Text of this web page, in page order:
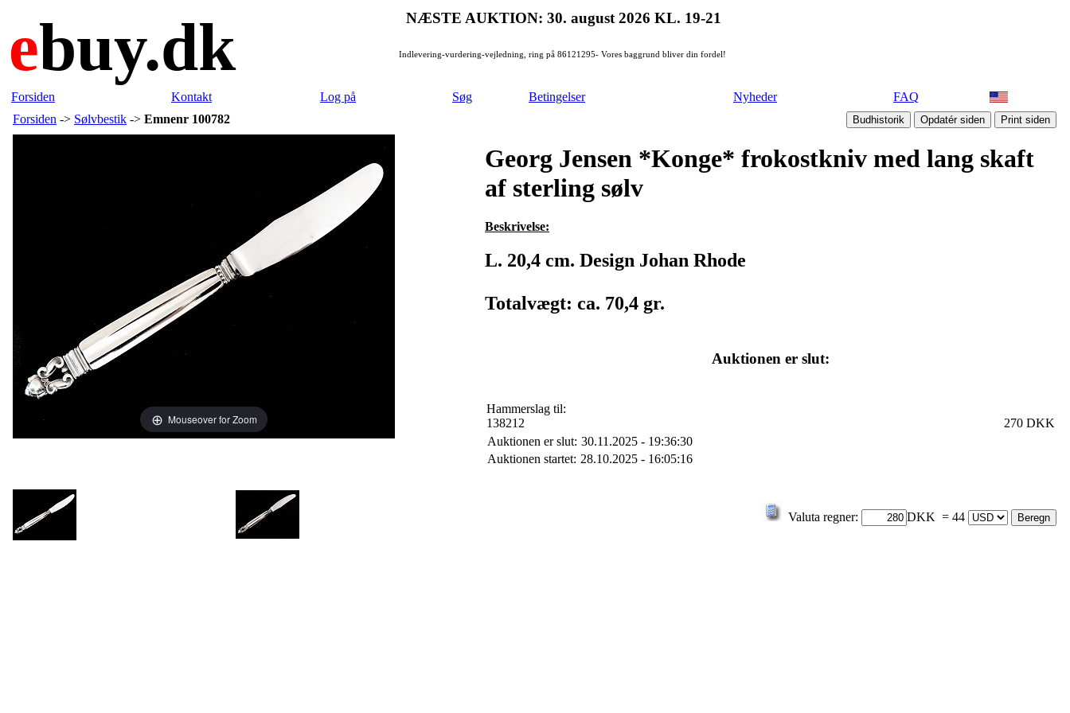
ebuy.dk NÆSTE AUKTION: 30. august 2026 KL. 19-21
Indlevering-vurdering-vejledning, ring på 86121295- Vores baggrund bliver din fordel!
Forsiden Kontakt Log på Søg Betingelser Nyheder
FAQ
Forsiden -> Sølvbestik -> Emnenr 100782
Mouseover for Zoom
Georg Jensen *Konge* frokostkniv med lang skaft
af sterling sølv
Beskrivelse:
L. 20,4 cm. Design Johan Rhode
Totalvægt: ca. 70,4 gr.
Auktionen er slut:
Hammerslag til:
138212
270 DKK
Auktionen er slut: 30.11.2025 - 19:36:30
Auktionen startet: 28.10.2025 - 16:05:16
Valuta regner: DKK = 44